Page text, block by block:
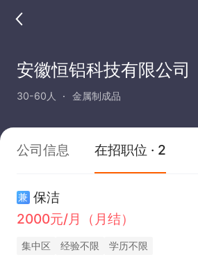
安徽恒铝科技有限公司
30-60人 金属制成品
公司信息 在招职位 · 2
兼 保洁
2000元/月（月结）
集中区 经验不限 学历不限